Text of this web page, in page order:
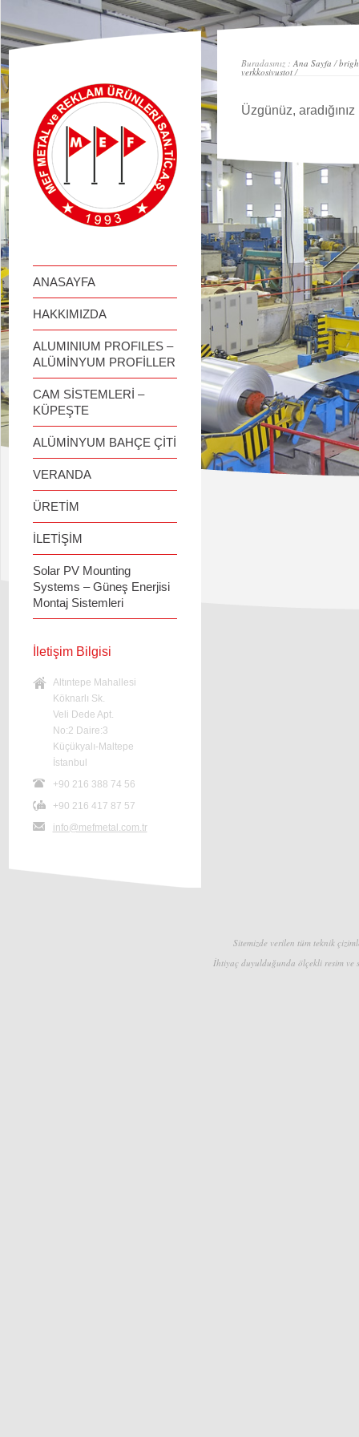
займ онлайн
ANASAYFA
HAKKIMIZDA
ALUMINIUM PROFILES –
ALÜMİNYUM PROFİLLER
CAM SİSTEMLERİ –
KÜPEŞTE
ALÜMİNYUM BAHÇE ÇİTİ
VERANDA
ÜRETİM
İLETİŞİM
Solar PV Mounting
Systems – Güneş Enerjisi
Montaj Sistemleri
İletişim Bilgisi
Altıntepe Mahallesi
Köknarlı Sk.
Veli Dede Apt.
No:2 Daire:3
Küçükyalı-Maltepe
İstanbul
+90 216 388 74 56
+90 216 417 87 57
info@mefmetal.com.tr
Buradasınız :Ana Sayfa /
verkkosivustot/
Üzgünüz,
Sitemizde verilen tüm teknik
İhtiyaç duyulduğunda ölçekli resim ve